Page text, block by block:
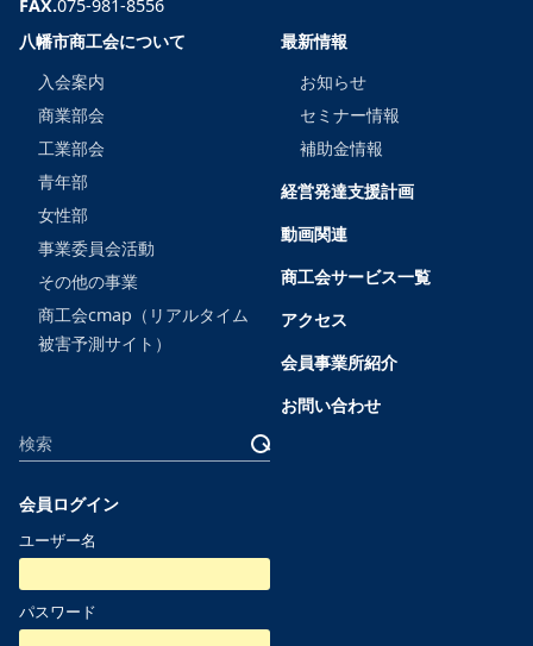
FAX.075-981-8556
八幡市商工会について
入会案内
商業部会
工業部会
青年部
女性部
事業委員会活動
その他の事業
商工会cmap（リアルタイム
被害予測サイト）
最新情報
お知らせ
セミナー情報
補助金情報
経営発達支援計画
動画関連
商工会サービス一覧
アクセス
会員事業所紹介
お問い合わせ
サ
イ
内
検
検
会員ログイン
ユーザー名
パスワード